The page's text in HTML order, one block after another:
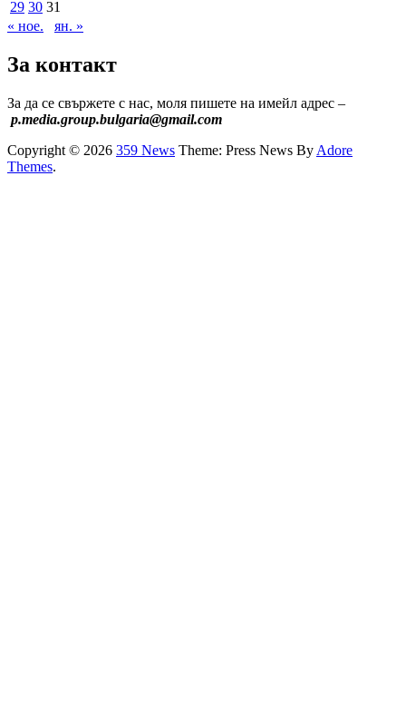
29 30 31
« ное.
ян. »
За контакт
За да се свържете с нас, моля пишете на имейл адрес –
p.media.group.bulgaria@gmail.com
Copyright © 2026 359 News Theme: Press News By Adore
Themes.